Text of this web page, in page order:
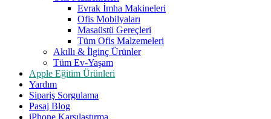
Evrak İmha Makineleri
Ofis Mobilyaları
Masaüstü Gereçleri
Tüm Ofis Malzemeleri
Akıllı & İlginç Ürünler
Tüm Ev-Yaşam
Apple Eğitim Ürünleri
Yardım
Sipariş Sorgulama
Pasaj Blog
iPhone Karşılaştırma